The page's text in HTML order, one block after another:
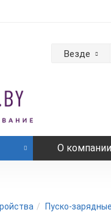
Везде
О компании
Пуско-